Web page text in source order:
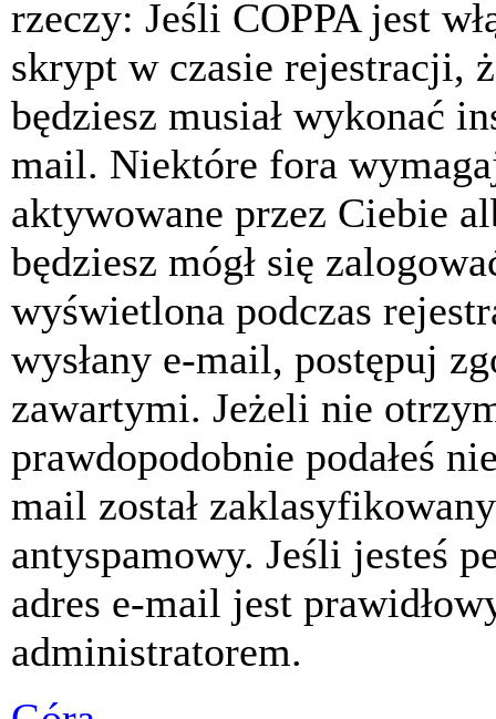
rzeczy: Jeśli COPPA jest
skrypt w czasie rejestracji,
będziesz musiał wykonać
mail. Niektóre fora
aktywowane przez Ciebie
będziesz mógł się
wyświetlona podczas
wysłany e-mail, postępuj
zawartymi. Jeżeli nie
prawdopodobnie podałeś
mail został
antyspamowy. Jeśli jesteś
adres e-mail jest
administratorem.